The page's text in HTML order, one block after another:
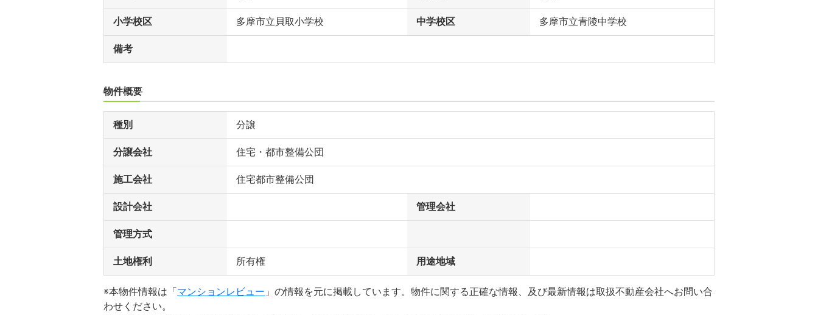
小学校区 多摩市立貝取小学校 中学校区 多摩市立青陵中学校
備考
物件概要
種別 分譲
分譲会社 住宅・都市整備公団
施工会社 住宅都市整備公団
設計会社 管理会社
管理方式
土地権利 所有権 用途地域
※本物件情報は「 マンションレビュー 」の情報を元に掲載しています。物件に関する正確な情報、及び最新情報は取扱不動産会社へお問い合
わせください。